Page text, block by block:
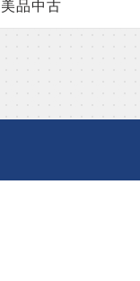
美品中古